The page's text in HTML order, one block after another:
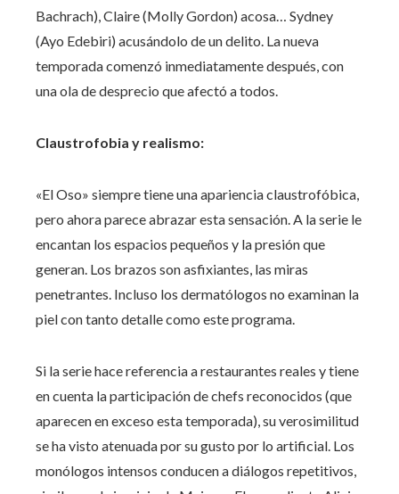
Bachrach), Claire (Molly Gordon) acosa… Sydney
(Ayo Edebiri) acusándolo de un delito. La nueva
temporada comenzó inmediatamente después, con
una ola de desprecio que afectó a todos.
Claustrofobia y realismo:
«El Oso» siempre tiene una apariencia claustrofóbica,
pero ahora parece abrazar esta sensación. A la serie le
encantan los espacios pequeños y la presión que
generan. Los brazos son asfixiantes, las miras
penetrantes. Incluso los dermatólogos no examinan la
piel con tanto detalle como este programa.
Si la serie hace referencia a restaurantes reales y tiene
en cuenta la participación de chefs reconocidos (que
aparecen en exceso esta temporada), su verosimilitud
se ha visto atenuada por su gusto por lo artificial. Los
monólogos intensos conducen a diálogos repetitivos,